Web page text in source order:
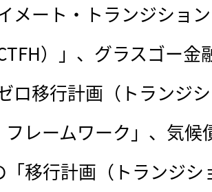
メート・トランジショ
）」、グラスゴー金
ロ移行計画（トランジ
フレームワーク」、気
「移行計画（トランジ